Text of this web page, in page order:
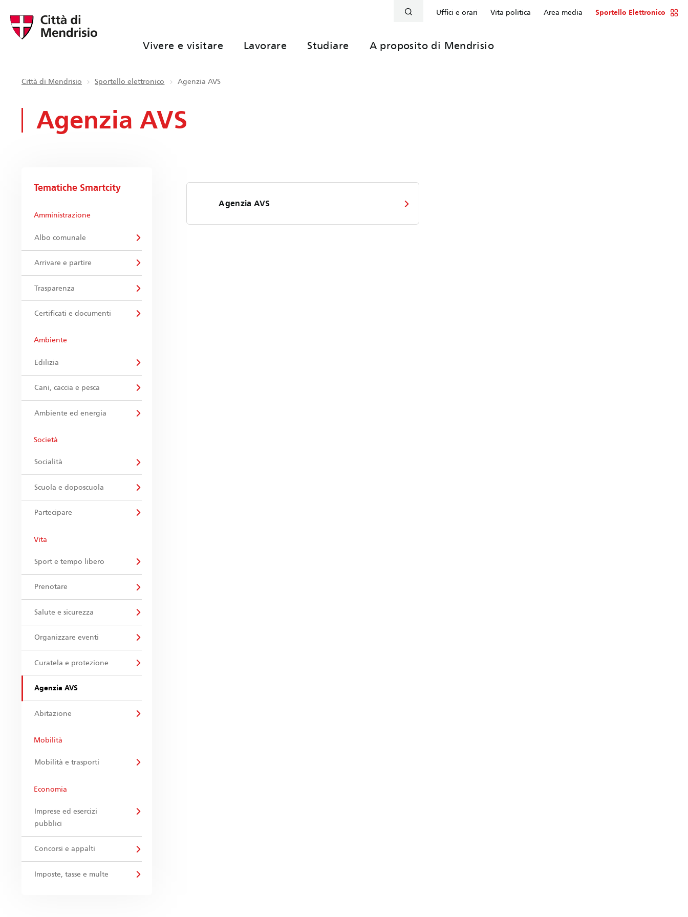
Uffici e orari Vita politica Area media Sportello Elettronico
Vivere e visitare Lavorare Studiare A proposito di Mendrisio
Città di Mendrisio Sportello elettronico Agenzia AVS
Agenzia AVS
Agenzia AVS
Tematiche Smartcity
Amministrazione
Albo comunale
Arrivare e partire
Trasparenza
Certificati e documenti
Ambiente
Edilizia
Cani, caccia e pesca
Ambiente ed energia
Società
Socialità
Scuola e doposcuola
Partecipare
Vita
Sport e tempo libero
Prenotare
Salute e sicurezza
Organizzare eventi
Curatela e protezione
Agenzia AVS
Abitazione
Mobilità
Mobilità e trasporti
Economia
Imprese ed esercizi
pubblici
Concorsi e appalti
Imposte, tasse e multe